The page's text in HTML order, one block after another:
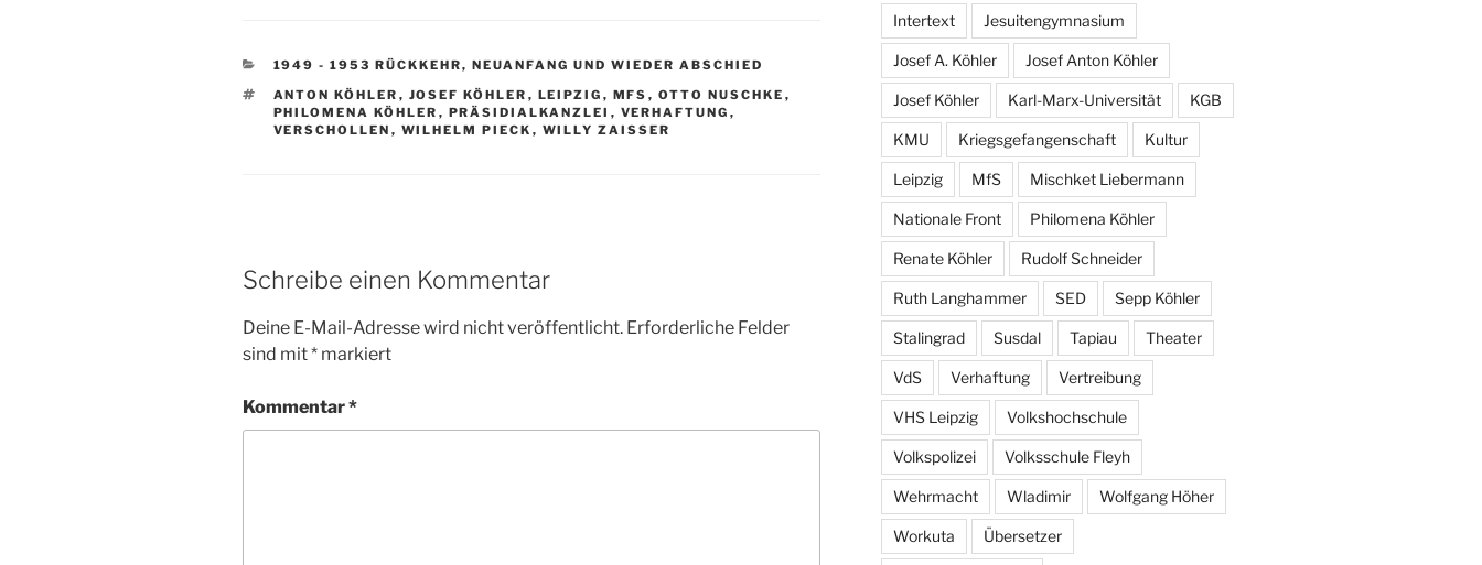
KATEGORIEN
1949 - 1953 RÜCKKEHR, NEUANFANG UND WIEDER ABSCHIED
SCHLAGWÖRTER
ANTON KÖHLER , JOSEF KÖHLER , LEIPZIG , MFS , OTTO NUSCHKE ,
PHILOMENA KÖHLER , PRÄSIDIALKANZLEI , VERHAFTUNG ,
VERSCHOLLEN , WILHELM PIECK , WILLY ZAISSER
Schreibe einen Kommentar
Deine E-Mail-Adresse wird nicht veröffentlicht. Erforderliche Felder
sind mit* markiert
Kommentar*
Intertext Jesuitengymnasium
Josef A. Köhler Josef Anton Köhler
Josef Köhler Karl-Marx-Universität KGB
KMU Kriegsgefangenschaft Kultur
Leipzig MfS Mischket Liebermann
Nationale Front Philomena Köhler
Renate Köhler Rudolf Schneider
Ruth Langhammer SED Sepp Köhler
Stalingrad Susdal Tapiau Theater
VdS Verhaftung Vertreibung
VHS Leipzig Volkshochschule
Volkspolizei Volksschule Fleyh
Wehrmacht Wladimir Wolfgang Höher
Workuta Übersetzer